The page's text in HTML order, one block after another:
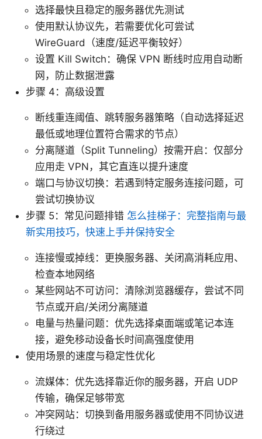
选择最快且稳定的服务器优先测试
使用默认协议先，若需要优化可尝试
WireGuard（速度/延迟平衡较好）
设置 Kill Switch：确保 VPN 断线时应用自动断
网，防止数据泄露
步骤 4：高级设置
断线重连阈值、跳转服务器策略（自动选择延迟
最低或地理位置符合需求的节点）
分离隧道（Split Tunneling）按需开启：仅部分
应用走 VPN，其它直连以提升速度
端口与协议切换：若遇到特定服务连接问题，可
尝试切换协议
步骤 5：常见问题排错 怎么挂梯子：完整指南与最
新实用技巧，快速上手并保持安全
连接慢或掉线：更换服务器、关闭高消耗应用、
检查本地网络
某些网站不可访问：清除浏览器缓存，尝试不同
节点或开启/关闭分离隧道
电量与热量问题：优先选择桌面端或笔记本连
接，避免移动设备长时间高强度使用
使用场景的速度与稳定性优化
流媒体：优先选择靠近你的服务器，开启 UDP
传输，确保足够带宽
冲突网站：切换到备用服务器或使用不同协议进
行绕过